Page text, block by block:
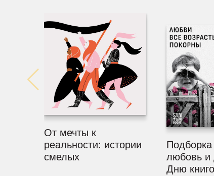
От мечты к
реальности: истории
смелых
Подборка
любовь и
Дню